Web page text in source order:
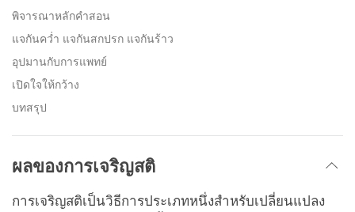
พิจารณาหลักคำสอน
แจกันคว่ำ แจกันสกปรก แจกันร้าว
อุปมานกับการแพทย์
เปิดใจให้กว้าง
บทสรุป
ผลของการเจริญสติ
การเจริญสติเป็นวิธีการประเภทหนึ่งสำหรับเปลี่ยนแปลง